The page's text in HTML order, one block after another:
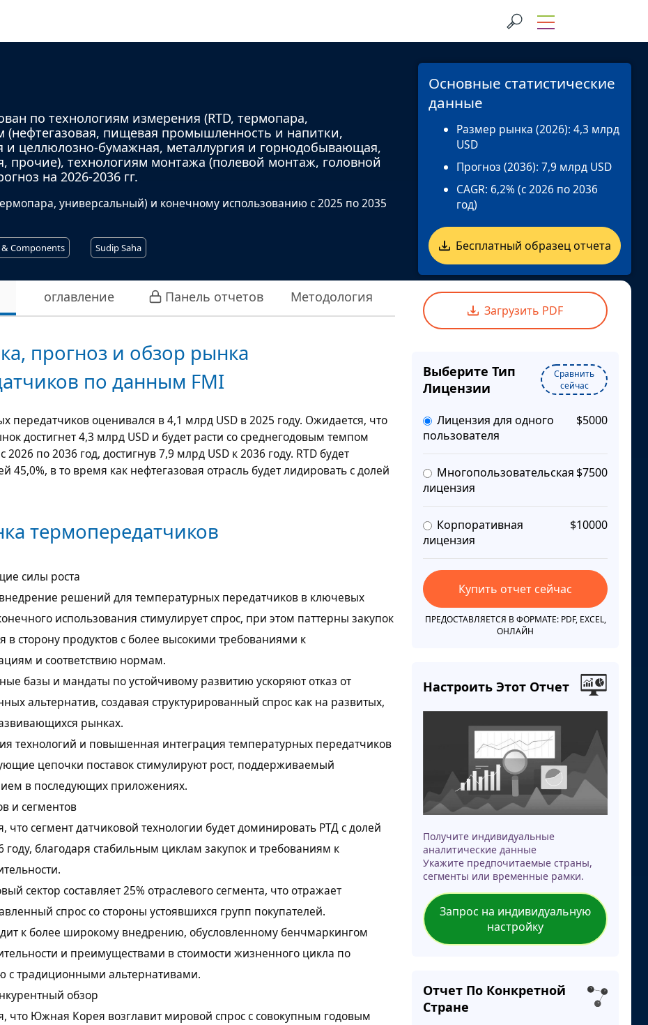
по технологиям измерения (RTD, термопара,
(нефтегазовая, пищевая промышленность и напитки,
целлюлозно-бумажная, металлургия и горнодобывающая,
прочие), технологиям монтажа (полевой монтаж, головной
на 2026-2036 гг.
универсальный) и конечному использованию с 2025 по 2035
& Components Sudip Saha
Основные статистические
данные
Размер рынка (2026): 4,3 млрд
USD
Прогноз (2036): 7,9 млрд USD
CAGR: 6,2% (с 2026 по 2036
год)
Бесплатный образец отчета
оглавление Панель отчетов Методология
прогноз и обзор рынка
по данным FMI
передатчиков оценивался в4,1 млрд USD в 2025 году. Ожидается, что
достигнет4,3 млрд USD и будет расти со среднегодовым темпом
2026 по 2036 год, достигнув7,9 млрд USD к 2036 году. RTD будет
45,0%, в то время как нефтегазовая отрасль будет лидировать с долей
термопередатчиков
силы роста
решений для температурных передатчиков в ключевых
использования стимулирует спрос, при этом паттерны закупок
в сторону продуктов с более высокими требованиями к
и соответствию нормам.
базы и мандаты по устойчивому развитию ускоряют отказ от
альтернатив, создавая структурированный спрос как на развитых,
рынках.
технологий и повышенная интеграция температурных передатчиков
цепочки поставок стимулируют рост, поддерживаемый
в последующих приложениях.
и сегментов
что сегмент датчиковой технологии будет доминировать РТД с долей
году, благодаря стабильным циклам закупок и требованиям к
сектор составляет 25% отраслевого сегмента, что отражает
спрос со стороны устоявшихся групп покупателей.
к более широкому внедрению, обусловленному бенчмаркингом
и преимуществами в стоимости жизненного цикла по
с традиционными альтернативами.
обзор
что Южная Корея возглавит мировой спрос с совокупным годовым
Загрузить PDF
Выберите Тип
Лицензии
Сравнить
сейчас
Лицензия для одного
пользователя
$5000
Многопользовательская
лицензия
$7500
Корпоративная
лицензия
$10000
Купить отчет сейчас
ПРЕДОСТАВЛЯЕТСЯ В ФОРМАТЕ: PDF, EXCEL,
ОНЛАЙН
Настроить Этот Отчет
Получите индивидуальные
аналитические данные
Укажите предпочитаемые страны,
сегменты или временные рамки.
Запрос на индивидуальную
настройку
Отчет По Конкретной
Стране